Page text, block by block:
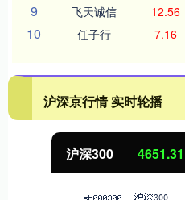
9 飞天诚信 12.56
10 任子行 7.16
沪深京行情 实时轮播
沪深300 4651.31